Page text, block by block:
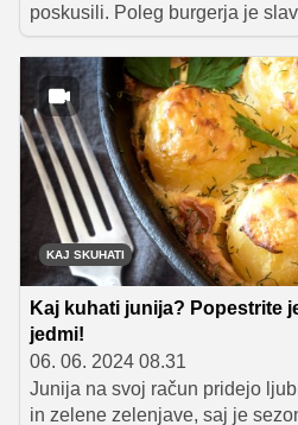
poskusili. Poleg burgerja je
zagotovo ena najbolj poznanih
ameriških jedi. Receptov je
izmed boljših, na katerega
bil ikonični 'mac and cheese'
velja za brezčasnega in
popoln uspeh.
KAJ SKUHATI
Kaj kuhati junija? Popestrite
jedmi!
06. 06. 2024 08.31
Junija na svoj račun pridejo
in zelene zelenjave, saj je